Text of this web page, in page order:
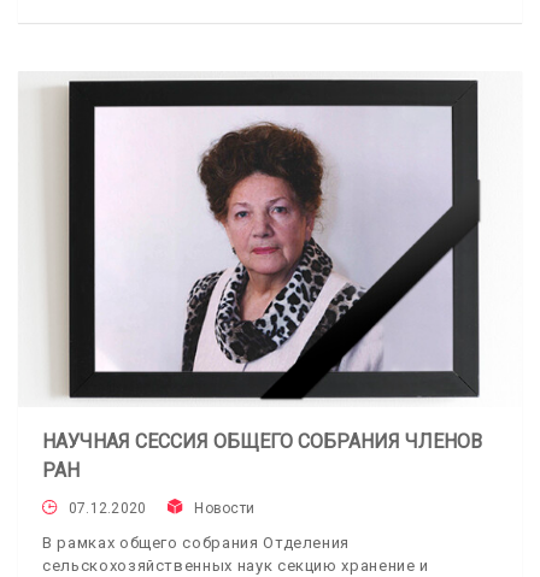
НАУЧНАЯ СЕССИЯ ОБЩЕГО СОБРАНИЯ ЧЛЕНОВ
РАН
07.12.2020 Новости
В рамках общего собрания Отделения
сельскохозяйственных наук секцию хранение и